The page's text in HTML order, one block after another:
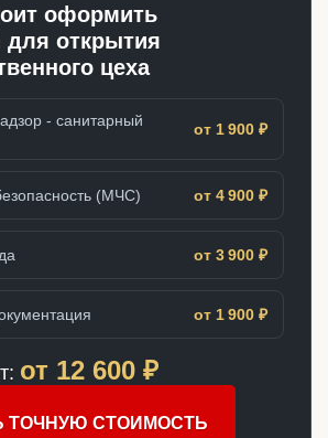
оформить
открытия
цеха
- санитарный
от 1 900 ₽
(МЧС) от 4 900 ₽
от 3 900 ₽
от 1 900 ₽
от 12 600 ₽
ТОЧНУЮ СТОИМОСТЬ